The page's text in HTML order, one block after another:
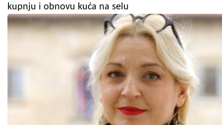
kupnju i obnovu kuća na selu